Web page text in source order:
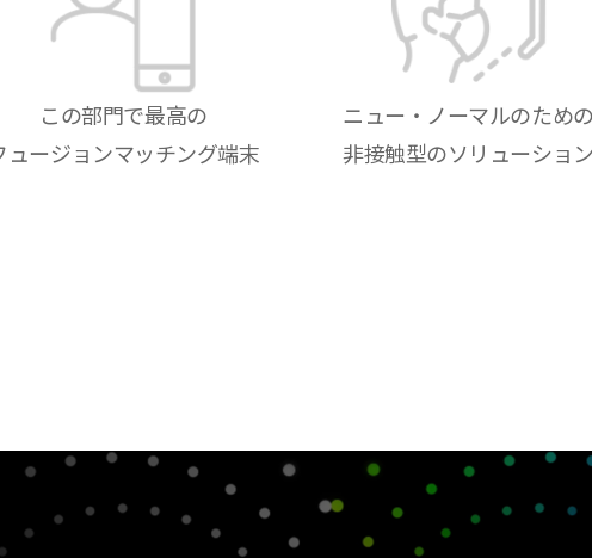
この部門で最高の
ュージョンマッチング端末
ニュー・ノーマルのため
非接触型のソリューショ